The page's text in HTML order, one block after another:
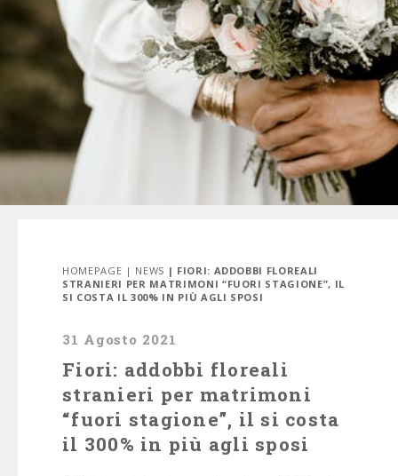
HOMEPAGE | NEWS | FIORI: ADDOBBI FLOREALI
STRANIERI PER MATRIMONI “FUORI STAGIONE”, IL
SI COSTA IL 300% IN PIÙ AGLI SPOSI
31 Agosto 2021
Fiori: addobbi floreali
stranieri per matrimoni
“fuori stagione”, il si costa
il 300% in più agli sposi